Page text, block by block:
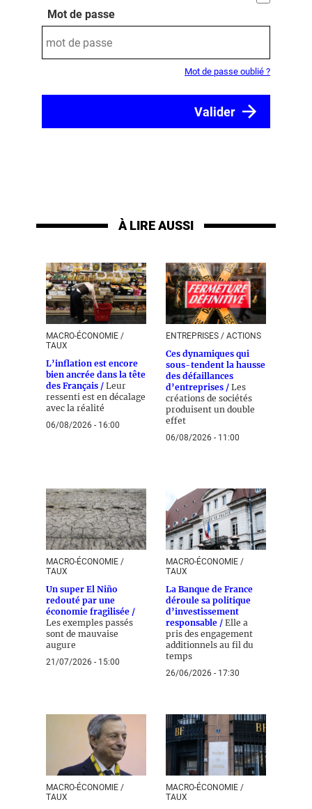
Mot de passe
Mot de passe oublié ?
À LIRE AUSSI
MACRO-ÉCONOMIE /
TAUX
L’inflation est encore
bien ancrée dans la tête
des Français / Leur
ressenti est en décalage
avec la réalité
06/08/2026 - 16:00
ENTREPRISES / ACTIONS
Ces dynamiques qui
sous-tendent la hausse
des défaillances
d’entreprises / Les
créations de sociétés
produisent un double
effet
06/08/2026 - 11:00
MACRO-ÉCONOMIE /
TAUX
Un super El Niño
redouté par une
économie fragilisée /
Les exemples passés
sont de mauvaise
augure
21/07/2026 - 15:00
MACRO-ÉCONOMIE /
TAUX
La Banque de France
déroule sa politique
d’investissement
responsable / Elle a
pris des engagement
additionnels au fil du
temps
26/06/2026 - 17:30
MACRO-ÉCONOMIE /
TAUX
MACRO-ÉCONOMIE /
TAUX